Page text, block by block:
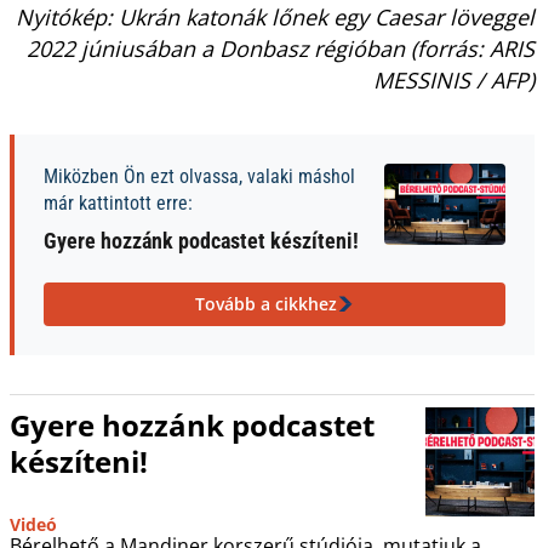
Nyitókép: Ukrán katonák lőnek egy Caesar löveggel
2022 júniusában a Donbasz régióban (forrás: ARIS
MESSINIS / AFP)
Miközben Ön ezt olvassa, valaki máshol
már kattintott erre:
Gyere hozzánk podcastet készíteni!
Tovább a cikkhez
Gyere hozzánk podcastet
készíteni!
Videó